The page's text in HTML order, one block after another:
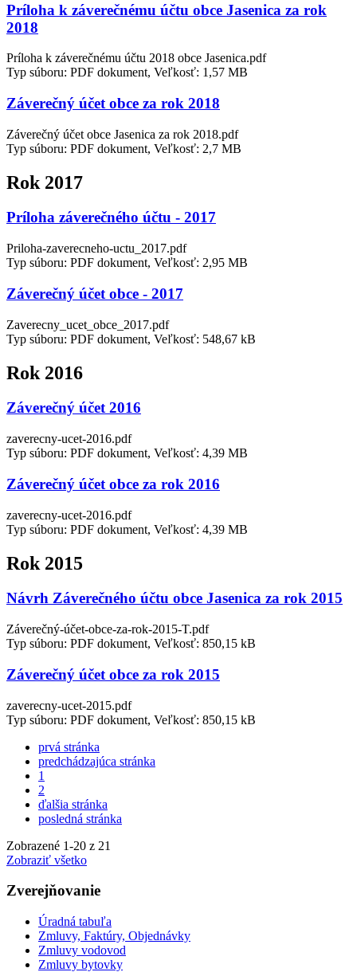
Príloha k záverečnému účtu obce Jasenica za rok
2018
Príloha k záverečnému účtu 2018 obce Jasenica.pdf
Typ súboru: PDF dokument, Veľkosť: 1,57 MB
Záverečný účet obce za rok 2018
Záverečný účet obce Jasenica za rok 2018.pdf
Typ súboru: PDF dokument, Veľkosť: 2,7 MB
Rok 2017
Príloha záverečného účtu - 2017
Priloha-zaverecneho-uctu_2017.pdf
Typ súboru: PDF dokument, Veľkosť: 2,95 MB
Záverečný účet obce - 2017
Zaverecny_ucet_obce_2017.pdf
Typ súboru: PDF dokument, Veľkosť: 548,67 kB
Rok 2016
Záverečný účet 2016
zaverecny-ucet-2016.pdf
Typ súboru: PDF dokument, Veľkosť: 4,39 MB
Záverečný účet obce za rok 2016
zaverecny-ucet-2016.pdf
Typ súboru: PDF dokument, Veľkosť: 4,39 MB
Rok 2015
Návrh Záverečného účtu obce Jasenica za rok 2015
Záverečný-účet-obce-za-rok-2015-T.pdf
Typ súboru: PDF dokument, Veľkosť: 850,15 kB
Záverečný účet obce za rok 2015
zaverecny-ucet-2015.pdf
Typ súboru: PDF dokument, Veľkosť: 850,15 kB
prvá stránka
predchádzajúca stránka
1
2
ďalšia stránka
posledná stránka
Zobrazené 1-20 z 21
Zobraziť všetko
Zverejňovanie
Úradná tabuľa
Zmluvy, Faktúry, Objednávky
Zmluvy vodovod
Zmluvy bytovky